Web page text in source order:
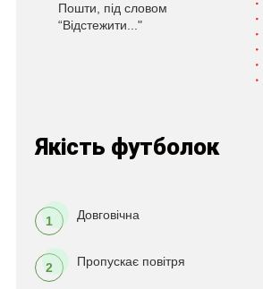
Пошти, під словом
“Відстежити..."
Якість футболок
1 Довговічна
2 Пропускає повітря